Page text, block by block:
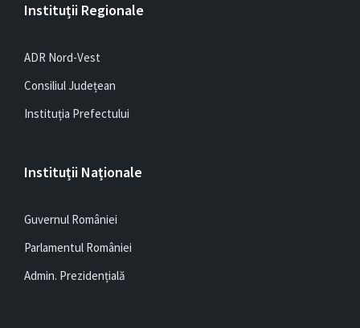
Instituții Regionale
ADR Nord-Vest
Consiliul Județean
Instituția Prefectului
Instituții Naționale
Guvernul României
Parlamentul României
Admin. Prezidențială